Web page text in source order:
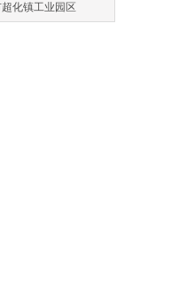
化镇工业园区